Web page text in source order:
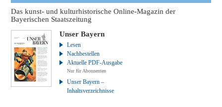
Das kunst- und kulturhistorische Online-Magazin der
Bayerischen Staatszeitung
Unser Bayern
Lesen
Nachbestellen
Aktuelle PDF-Ausgabe
Nur für Abonnenten
Unser Bayern –
Inhaltsverzeichnisse